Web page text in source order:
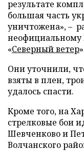
результате
большая часть
уничтожена», –
неофициальному
«Северный ветер
Они уточнили,
взяты в плен,
удалось спасти.
Кроме того, на
стрелковые бои
Шевченково и
Волчанского